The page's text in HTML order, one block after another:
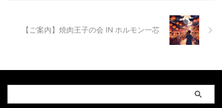
【ご案内】焼肉王子の会 IN ホルモン一芯